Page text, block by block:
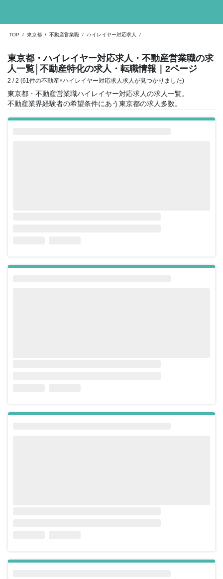
TOP / 東京都 / 不動産営業職 / ハイレイヤー対応求人 /
東京都・ハイレイヤー対応求人・不動産営業職の求
人一覧 │不動産特化の求人・転職情報 ｜2ページ
2 / 2 (61件の不動産×ハイレイヤー対応求人求人が見つかりました)
東京都・不動産営業職ハイレイヤー対応求人の求人一覧。
不動産業界経験者の希望条件にあう東京都の求人多数。